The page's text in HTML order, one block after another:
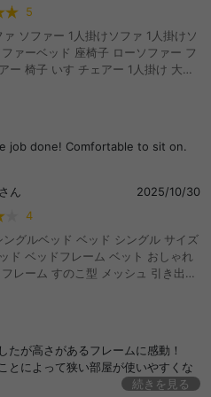
5
ソファー 1人掛けソファ 1人掛けソ
ァーベッド 座椅子 ローソファー フ
ー 椅子 いす チェアー 1人掛け 大き
job done! Comfortable to sit on.
さん
2025/10/30
4
グルベッド ベッド シングル サイズ
ド ベッドフレーム ベット おしゃれ
レーム すのこ型 メッシュ 引き出し
たが高さがあるフレームに感動！
とによって狭い部屋が使いやすくな
続きを見る